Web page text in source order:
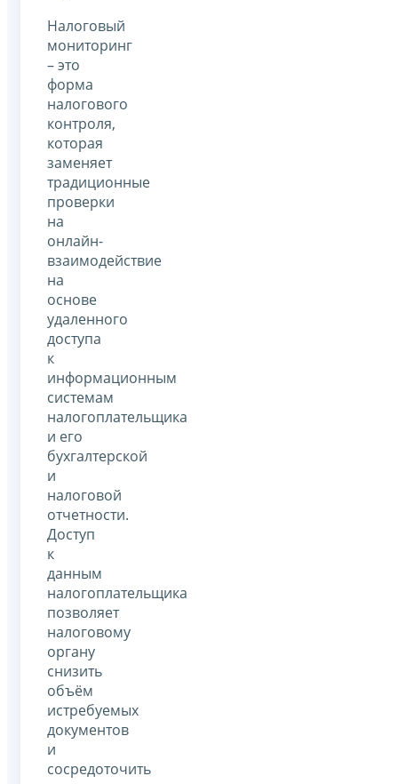
Налоговый
мониторинг
– это
форма
налогового
контроля,
которая
заменяет
традиционные
проверки
на
онлайн-
взаимодействие
на
основе
удаленного
доступа
к
информационным
системам
налогоплательщика
и его
бухгалтерской
и
налоговой
отчетности.
Доступ
к
данным
налогоплательщика
позволяет
налоговому
органу
снизить
объём
истребуемых
документов
и
сосредоточить